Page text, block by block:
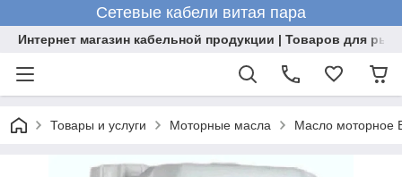
Сетевые кабели витая пара
Интернет магазин кабельной продукции | Товаров для
Товары и услуги Моторные масла Масло моторное